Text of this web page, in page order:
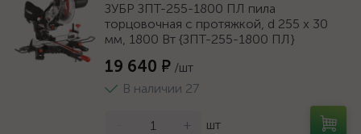
ЗУБР ЗПТ-255-1800 ПЛ пила
торцовочная с протяжкой, d 255 х 30
мм, 1800 Вт {ЗПТ-255-1800 ПЛ}
19 640 ₽ /шт
В наличии 27
+ шт